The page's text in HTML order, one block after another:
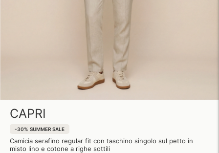
CAPRI
-30% SUMMER SALE
Camicia serafino regular fit con taschino singolo sul petto in
misto lino e cotone a righe sottili